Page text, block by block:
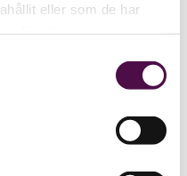
eller som de har